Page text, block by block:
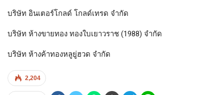
บริษัท อินเตอร์โกลด์ โกลด์เทรด จำกัด
บริษัท ห้างขายทอง ทองใบเยาวราช (1988) จำกัด
บริษัท ห้างค้าทองหลูยู่ฮวด จำกัด
2,204